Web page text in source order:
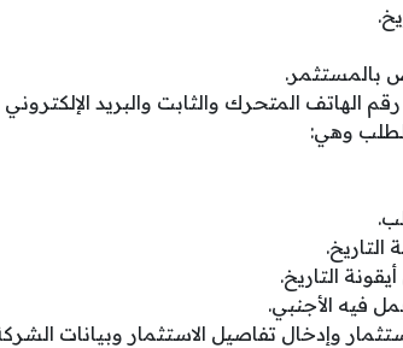
بالمستثمر.
الهاتف المتحرك والثابت والبريد الإلكتروني
وهي:
التاريخ.
فيه الأجنبي.
وإدخال تفاصيل الاستثمار وبيانات